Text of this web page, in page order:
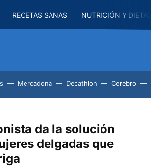
RECETAS SANAS NUTRICIÓN Y
Mercadona Decathlon Cerebro
da la solución
delgadas que